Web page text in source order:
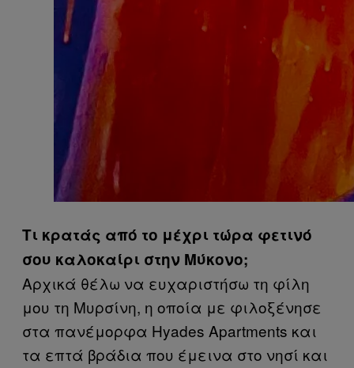
Τι κρατάς από το μέχρι τώρα φετινό
σου καλοκαίρι στην Μύκονο;
Αρχικά θέλω να ευχαριστήσω τη φίλη
μου τη Μυρσίνη, η οποία με φιλοξένησε
στα πανέμορφα Hyades Apartments και
τα επτά βράδια που έμεινα στο νησί και